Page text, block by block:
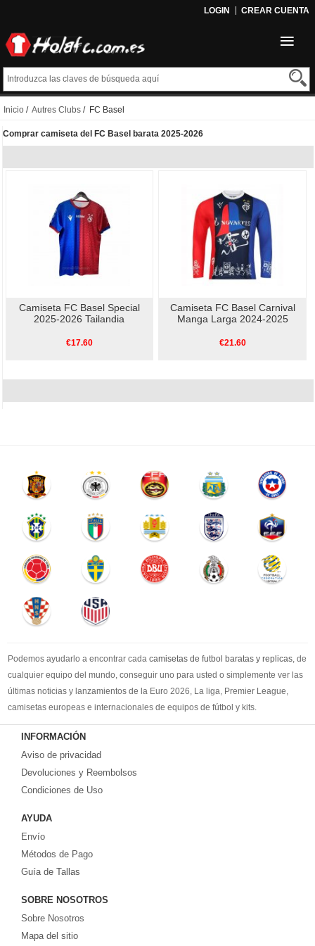
LOGIN CREAR CUENTA
Inicio / Autres Clubs / FC Basel
Comprar camiseta del FC Basel barata 2025-2026
Camiseta FC Basel Special
2025-2026 Tailandia
€17.60
Camiseta FC Basel Carnival
Manga Larga 2024-2025
€21.60
Podemos ayudarlo a encontrar cada camisetas de futbol baratas y replicas , de
cualquier equipo del mundo, conseguir uno para usted o simplemente ver las
últimas noticias y lanzamientos de la Euro 2026, La liga, Premier League,
camisetas europeas e internacionales de equipos de fútbol y kits.
Comprecamisetas de futbol baratasen la tienda deportiva más grande de
Europa. ¡Grandes ofertas en todas las camisetas del club de fútbol, ​​kits
europeos e internacionales, todo a los precios más bajos!
Compre nuestra gran selección de
equipaciones, camisetas y un portero a partir de €17.6. Diseños de fútbol
INFORMACIÓN
Aviso de privacidad
Devoluciones y Reembolsos
Condiciones de Uso
AYUDA
Envío
Métodos de Pago
Guía de Tallas
SOBRE NOSOTROS
Sobre Nosotros
Mapa del sitio